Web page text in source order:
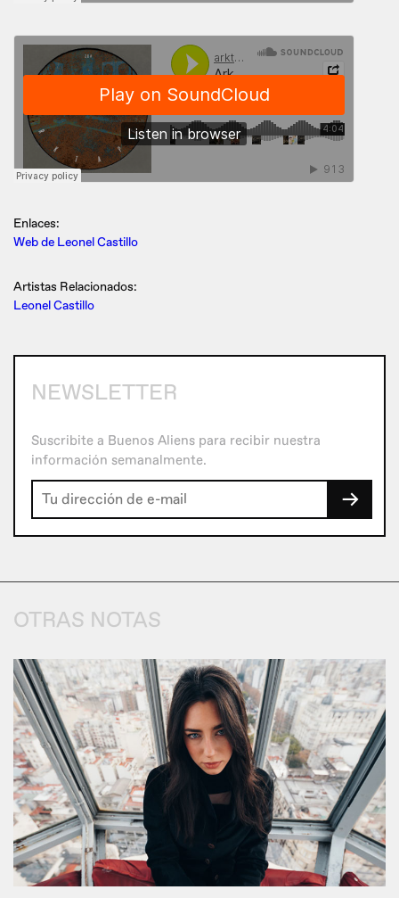
Enlaces:
Web de Leonel Castillo
Artistas Relacionados:
Leonel Castillo
NEWSLETTER
Suscribite a Buenos Aliens para recibir nuestra
información semanalmente.
→
OTRAS NOTAS